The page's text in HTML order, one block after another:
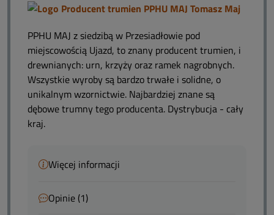
PPHU MAJ z siedzibą w Przesiadłowie pod
miejscowością Ujazd, to znany producent trumien, i
drewnianych: urn, krzyży oraz ramek nagrobnych.
Wszystkie wyroby są bardzo trwałe i solidne, o
unikalnym wzornictwie. Najbardziej znane są
dębowe trumny tego producenta. Dystrybucja - cały
kraj.
Więcej informacji
Opinie (1)